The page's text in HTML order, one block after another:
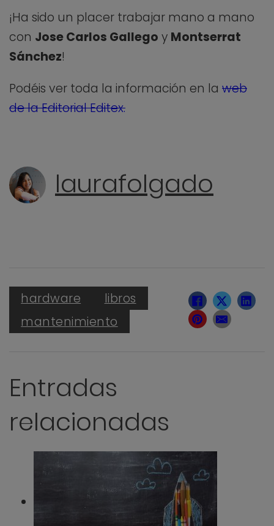
¡Ha sido un placer trabajar mano a mano
con Jose Carlos Gallego y Montserrat
Sánchez!
Podéis ver toda la información en la web
de la Editorial Editex.
laurafolgado
hardware
libros
mantenimiento
Entradas
relacionadas